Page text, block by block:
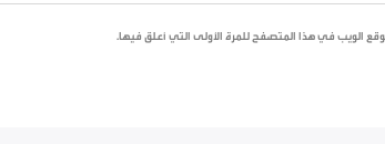
الويب في هذا المتصفح للمرة الأولى التي أعلق فيها.